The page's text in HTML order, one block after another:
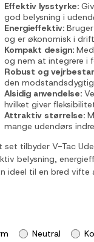
Effektiv lysstyrke:
god belysning i
Energieffektiv:
og er økonomisk i
Kompakt design:
og nem at integrere i
Robust og
den
Alsidig anvendelse:
hvilket giver
Attraktiv størrelse:
mange udendørs
set tilbyder V-Tac
belysning,
ideel til en bred vifte
Neutral